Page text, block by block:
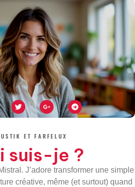
T
w
i
t
r
G
o
o
g
-
u
-
g
T
e
l
e
ET FARFELUX
suis-je ?
J’adore transformer une simple
créative, même (et surtout) quand